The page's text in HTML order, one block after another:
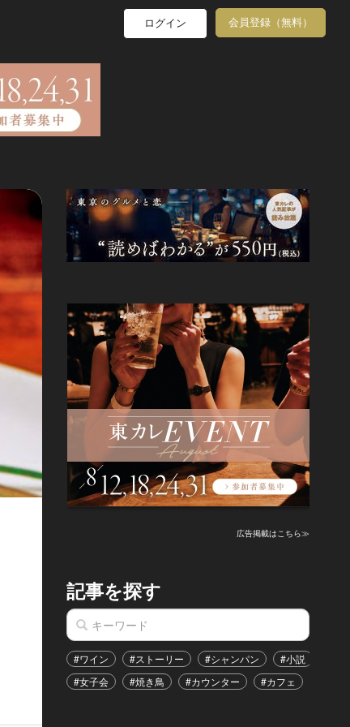
ログイン 会員登録（無料）
広告掲載はこちら≫
記事を探す
#ワイン #ストーリー #シャンパン #小説
#女子会
#焼き鳥 #カウンター #カフェ